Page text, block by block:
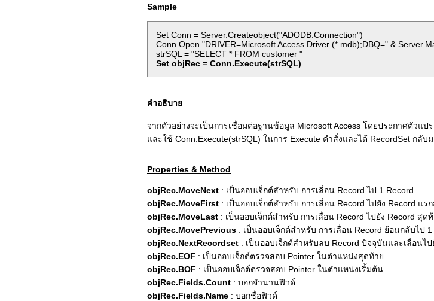
Sample
Set Conn = Server.Createobject("ADODB.Connection")
Conn.Open "DRIVER=Microsoft Access Driver (*.mdb);DBQ=" &
strSQL = "SELECT * FROM customer "
Set objRec = Conn.Execute(strSQL)
คำอธิบาย
จากตัวอย่างจะเป็นการเชื่อมต่อฐานข้อมูล Microsoft Access โดยประกาศตัวแปร
และใช้ Conn.Execute(strSQL) ในการ Execute คำสั่งและได้ RecordSet กลับ
Properties & Method
objRec.MoveNext : เป็นออบเจ็กต์สำหรับ การเลื่อน Record ไป 1 Record
objRec.MoveFirst : เป็นออบเจ็กต์สำหรับ การเลื่อน Record ไปยัง Record แร
objRec.MoveLast : เป็นออบเจ็กต์สำหรับ การเลื่อน Record ไปยัง Record สุด
objRec.MovePrevious : เป็นออบเจ็กต์สำหรับ การเลื่อน Record ย้อนกลับไป 1
objRec.NextRecordset : เป็นออบเจ็กต์สำหรับลบ Record ปัจจุบันและเลื่อนไป
objRec.EOF : เป็นออบเจ็กต์ตรวจสอบ Pointer ในตำแหน่งสุดท้าย
objRec.BOF : เป็นออบเจ็กต์ตรวจสอบ Pointer ในตำแหน่งเริ้มต้น
objRec.Fields.Count : บอกจำนวนฟิวด์
objRec.Fields.Name : บอกชื่อฟิวด์